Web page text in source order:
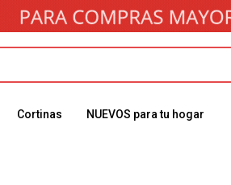
Cortinas NUEVOS para tu hogar